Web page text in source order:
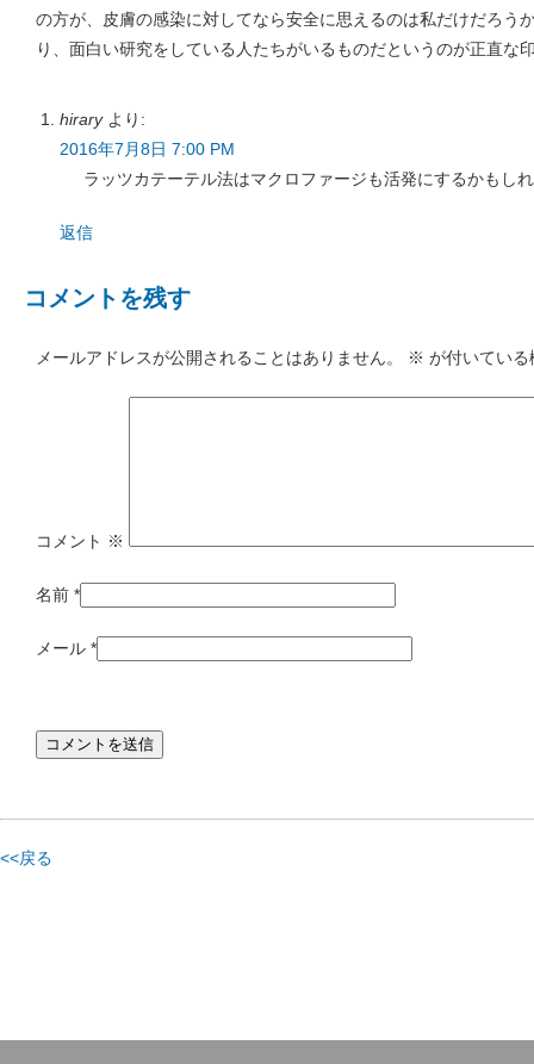
の方が、皮膚の感染に対してなら安全に思えるのは私だけだろう
り、面白い研究をしている人たちがいるものだというのが正直な
hirary より:
2016年7月8日 7:00 PM
ラッツカテーテル法はマクロファージも活発にするかもし
返信
コメントを残す
メールアドレスが公開されることはありません。 ※ が付いてい
コメント ※
名前 *
メール *
<<戻る